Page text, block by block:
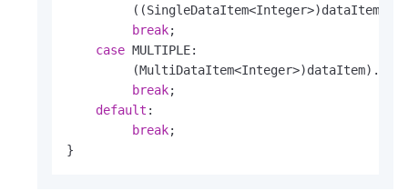
break;
case MULTIPLE:
break;
default :
break;
}